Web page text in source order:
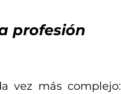
profesión
vez más complejo: